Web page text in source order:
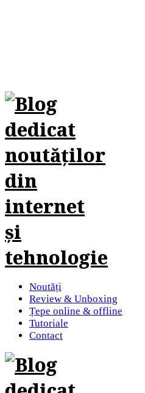
Noutăți
Review & Unboxing
Țepe online & offline
Tutoriale
Contact